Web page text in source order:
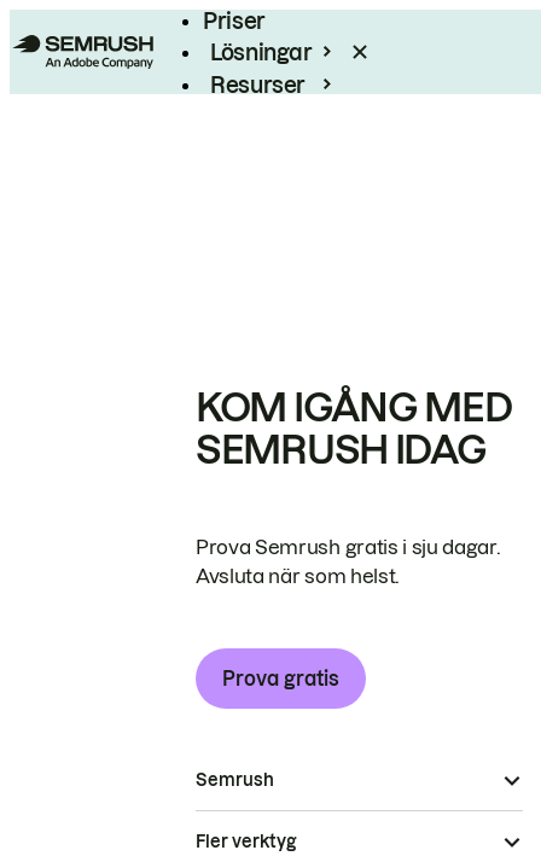
Priser
Lösningar
Resurser
KOM IGÅNG MED
SEMRUSH IDAG
Prova Semrush gratis i sju dagar.
Avsluta när som helst.
Prova gratis
Semrush
Fler verktyg